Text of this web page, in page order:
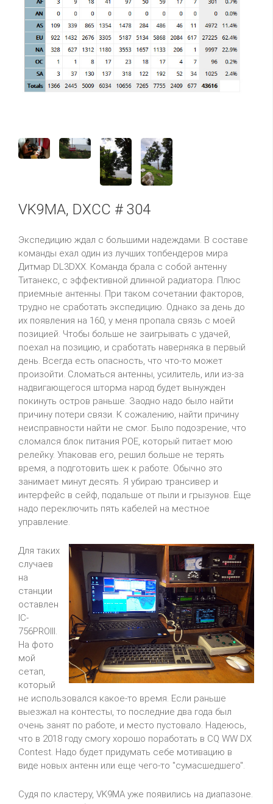
VK9MA, DXCC # 304
Экспедицию ждал с большими надеждами. В составе
команды ехал один из лучших топбендеров мира
Дитмар DL3DXX. Команда брала с собой антенну
Титанекс, с эффективной длинной радиатора. Плюс
приемные антенны. При таком сочетании факторов,
трудно не сработать экспедицию. Однако за день до
их появления на 160, у меня пропала связь с моей
позицией. Чтобы больше не заигрывать с удачей,
поехал на позицию, и сработать наверняка в первый
день. Всегда есть опасность, что что-то может
произойти. Сломаться антенны, усилитель, или из-за
надвигающегося шторма народ будет вынужден
покинуть остров раньше. Заодно надо было найти
причину потери связи. К сожалению, найти причину
неисправности найти не смог. Было подозрение, что
сломался блок питания POE, который питает мою
релейку. Упаковав его, решил больше не терять
время, а подготовить шек к работе. Обычно это
занимает минут десять. Я убираю трансивер и
интерфейс в сейф, подальше от пыли и грызунов. Еще
надо переключить пять кабелей на местное
управление.
Для таких
случаев
на
станции
оставлен
IC-
756PROIII.
На фото
мой
сетап,
который
не использовался какое-то время. Если раньше
выезжал на контесты, то последние два года был
очень занят по работе, и место пустовало. Надеюсь,
что в 2018 году смогу хорошо поработать в CQ WW DX
Contest. Надо будет придумать себе мотивацию в
виде новых антенн или еще чего-то "сумасшедшего".
Судя по кластеру, VK9MA уже появились на диапазоне.